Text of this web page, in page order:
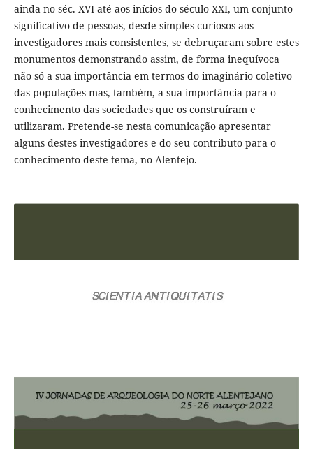
ainda no séc. XVI até aos inícios do século XXI, um conjunto
significativo de pessoas, desde simples curiosos aos
investigadores mais consistentes, se debruçaram sobre estes
monumentos demonstrando assim, de forma inequívoca
não só a sua importância em termos do imaginário coletivo
das populações mas, também, a sua importância para o
conhecimento das sociedades que os construíram e
utilizaram. Pretende-se nesta comunicação apresentar
alguns destes investigadores e do seu contributo para o
conhecimento deste tema, no Alentejo.